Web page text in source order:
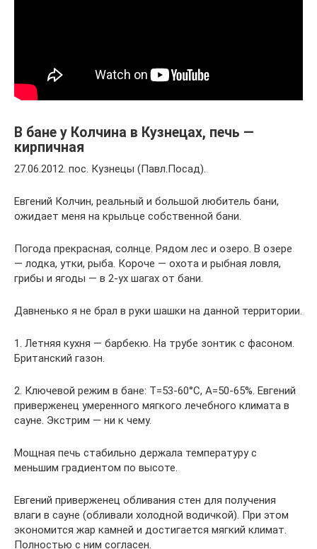
В бане у Колчина в Кузнецах, печь —
кирпичная
27.06.2012. пос. Кузнецы (Павл.Посад).
Евгений Колчин, реальный и большой любитель бани,
ожидает меня на крыльце собственной бани.
Погода прекрасная, солнце. Рядом лес и озеро. В озере
— лодка, утки, рыба. Короче — охота и рыбная ловля,
грибы и ягоды — в 2-ух шагах от бани.
Давненько я не брал в руки шашки на данной территории.
1. Летняя кухня — барбекю. На трубе зонтик с фасоном.
Британский газон.
2. Ключевой режим в бане: Т=53-60°С, А=50-65%. Евгений
приверженец умеренного мягкого лечебного климата в
сауне. Экстрим — ни к чему.
Мощная печь стабильно держала температуру с
меньшим градиентом по высоте.
Евгений приверженец обливания стен для получения
влаги в сауне (обливали холодной водичкой). При этом
экономится жар камней и достигается мягкий климат.
Полностью с ним согласен.